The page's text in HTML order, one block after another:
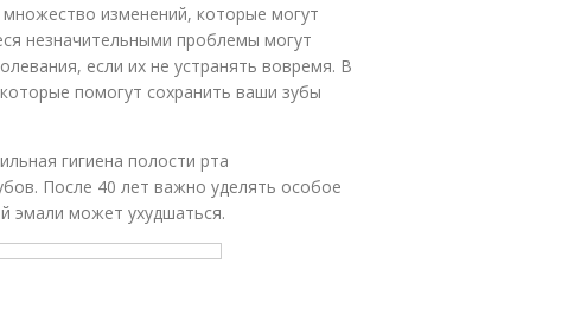
изменений, которые могут
незначительными проблемы могут
если их не устранять вовремя. В
помогут сохранить ваши зубы
гигиена полости рта
После 40 лет важно уделять особое
эмали может ухудшаться.